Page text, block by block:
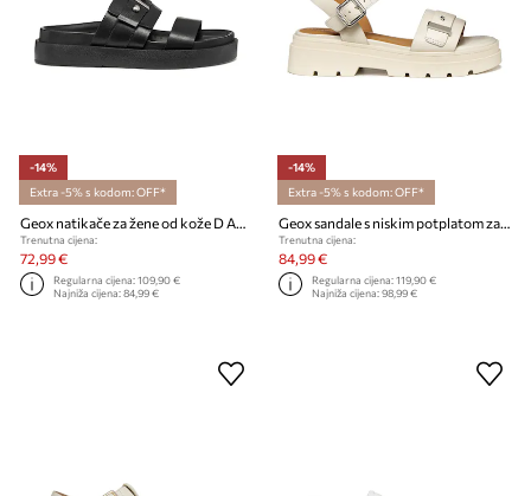
-14%
Extra -5% s kodom: OFF*
Geox natikače za žene od kože D ADELASH H
Trenutna cijena:
72,99 €
Regularna cijena:109,90 €
Najniža cijena:84,99 €
-14%
Extra -5% s kodom: OFF*
Geox sandale s niskim potplatom za žene od kože AACTERSB
Trenutna cijena:
84,99 €
Regularna cijena:119,90 €
Najniža cijena:98,99 €